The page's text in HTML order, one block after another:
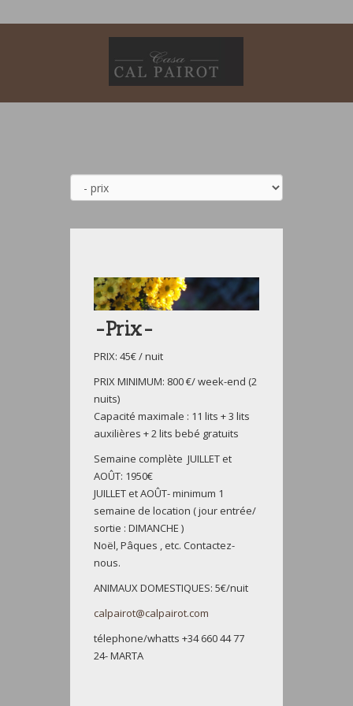
-Prix-
PRIX: 45€ / nuit
PRIX MINIMUM: 800 €/ week-end (2
nuits)
Capacité maximale : 11 lits + 3 lits
auxilières + 2 lits bebé gratuits
Semaine complète JUILLET et
AOÛT: 1950€
JUILLET et AOÛT- minimum 1
semaine de location ( jour entrée/
sortie : DIMANCHE )
Noël, Pâques , etc. Contactez-
nous.
ANIMAUX DOMESTIQUES: 5€/nuit
calpairot@calpairot.com
télephone/whatts +34 660 44 77
24- MARTA